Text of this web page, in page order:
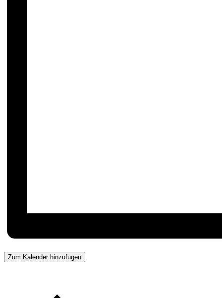
Zum Kalender hinzufügen